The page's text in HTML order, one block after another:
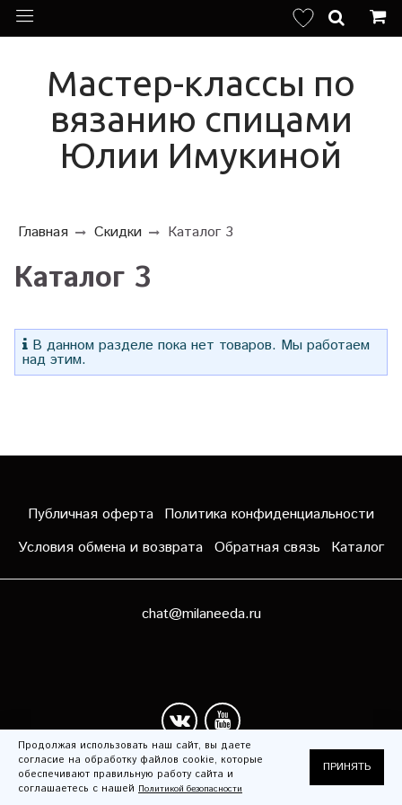
Мастер-классы по
вязанию спицами
Юлии Имукиной
Главная Скидки Каталог 3
Каталог 3
В данном разделе пока нет товаров. Мы работаем
над этим.
Публичная оферта Политика конфиденциальности
Условия обмена и возврата Обратная связь Каталог
chat@milaneeda.ru
Сделано в InSales
Продолжая использовать наш сайт, вы даете
согласие на обработку файлов cookie, которые
обеспечивают правильную работу сайта и
соглашаетесь с нашей Политикой безопасности
ПРИНЯТЬ